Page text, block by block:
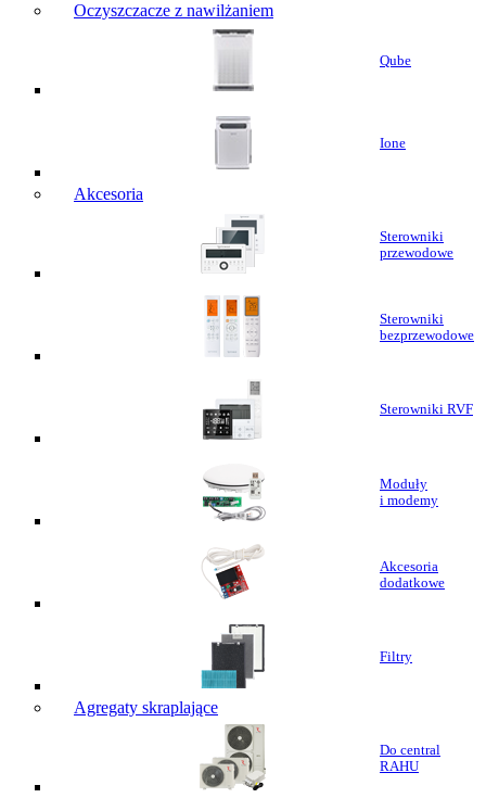
Oczyszczacze z nawilżaniem
Qube
Ione
Akcesoria
Sterowniki
przewodowe
Sterowniki
bezprzewodowe
Sterowniki RVF
Moduły
i modemy
Akcesoria
dodatkowe
Filtry
Agregaty skraplające
Do central
RAHU